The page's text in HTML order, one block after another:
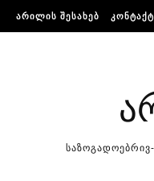
Skip to content
ᲐᲠᲘᲚᲘᲡ ᲨᲔᲡᲐᲮᲔᲑ